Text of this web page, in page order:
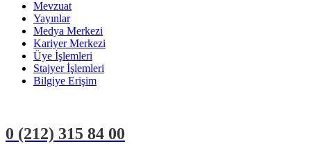
Mevzuat
Yayınlar
Medya Merkezi
Kariyer Merkezi
Üye İşlemleri
Stajyer İşlemleri
Bilgiye Erişim
0 (212) 315 84 00